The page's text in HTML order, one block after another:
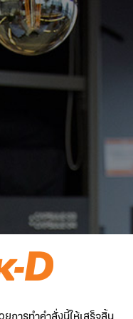
การทำคำสั่งนี้ให้เสร็จสิ้น